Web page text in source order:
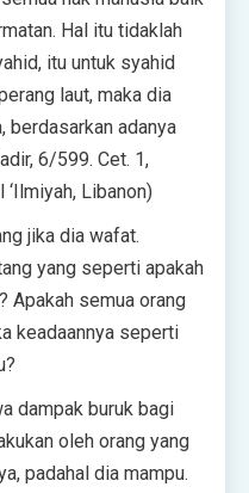
Hal itu tidaklah
itu untuk syahid
laut, maka dia
berdasarkan adanya
6/599. Cet. 1,
Libanon)
jika dia wafat.
yang seperti apakah
Apakah semua orang
keadaannya seperti
dampak buruk bagi
oleh orang yang
padahal dia mampu.